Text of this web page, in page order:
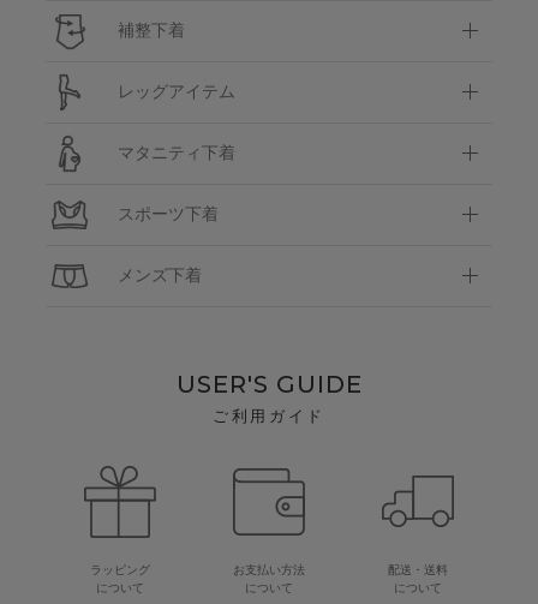
補整下着
レッグアイテム
マタニティ下着
スポーツ下着
メンズ下着
USER'S GUIDE
ご利用ガイド
ラッピング
について
お支払い方法
について
配送・送料
について